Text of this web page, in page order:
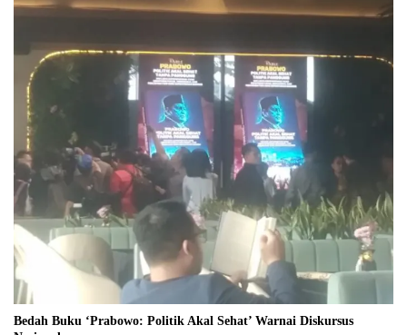
Bedah Buku ‘Prabowo: Politik Akal Sehat’ Warnai Diskursus